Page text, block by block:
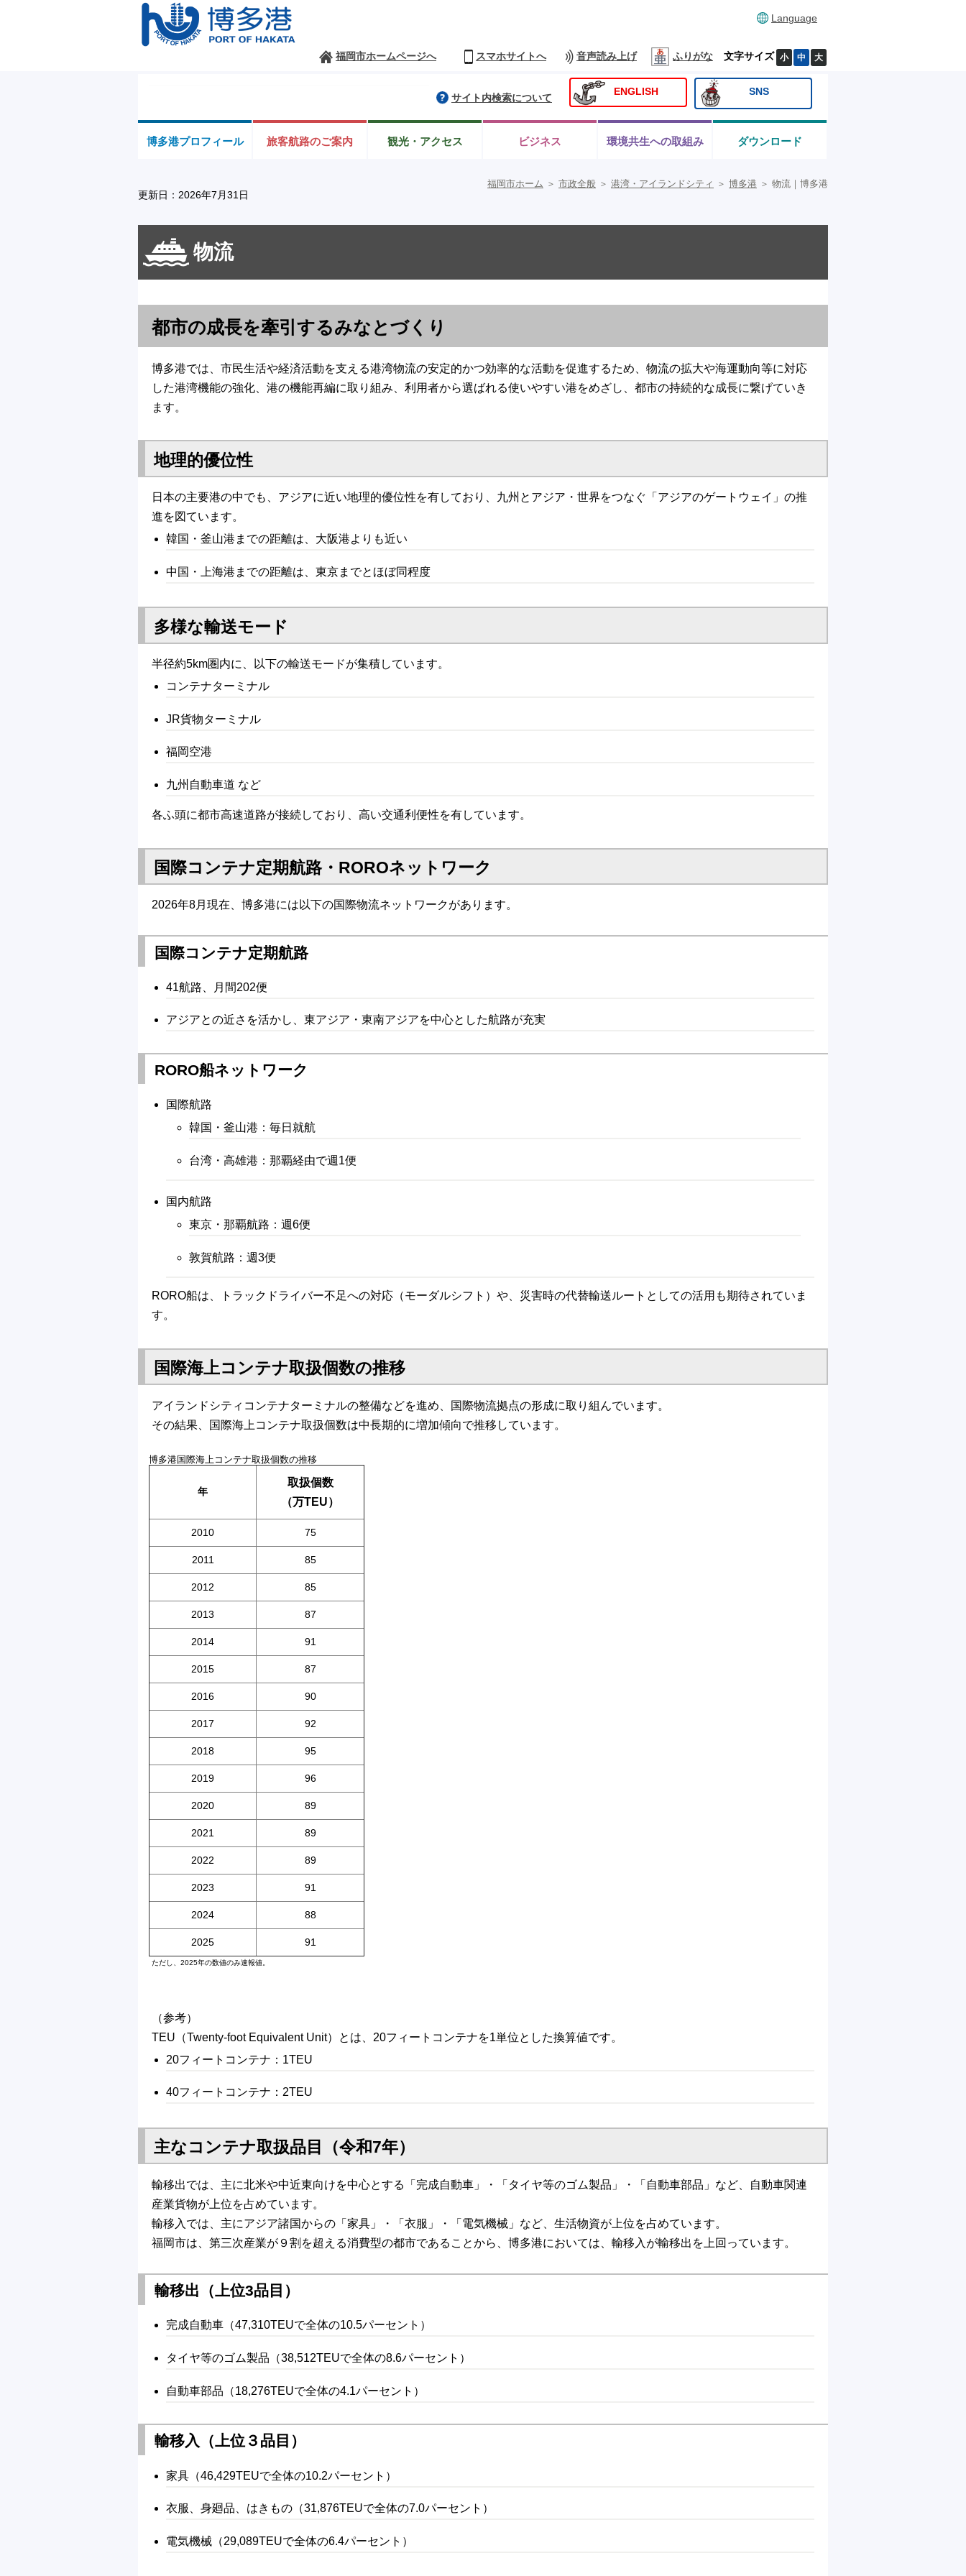
Language
福岡市ホームページへ スマホサイトへ 音声読み上げ ふりがな 文字サイズ 小 中 大
ENGLISH SNS
サイト内検索について
博多港プロフィール 旅客航路のご案内 観光・アクセス ビジネス 環境共生への取組み ダウンロード
福岡市ホーム ＞ 市政全般 ＞ 港湾・アイランドシティ ＞ 博多港 ＞ 物流｜博多港
更新日：2026年7月31日
物流
都市の成長を牽引するみなとづくり
博多港では、市民生活や経済活動を支える港湾物流の安定的かつ効率的な活動を促進するため、物流の拡大や海運動向等に対応
した港湾機能の強化、港の機能再編に取り組み、利用者から選ばれる使いやすい港をめざし、都市の持続的な成長に繋げていき
ます。
地理的優位性
日本の主要港の中でも、アジアに近い地理的優位性を有しており、九州とアジア・世界をつなぐ「アジアのゲートウェイ」の推
進を図ています。
韓国・釜山港までの距離は、大阪港よりも近い
中国・上海港までの距離は、東京までとほぼ同程度
多様な輸送モード
半径約5km圏内に、以下の輸送モードが集積しています。
コンテナターミナル
JR貨物ターミナル
福岡空港
九州自動車道 など
各ふ頭に都市高速道路が接続しており、高い交通利便性を有しています。
国際コンテナ定期航路・ROROネットワーク
2026年8月現在、博多港には以下の国際物流ネットワークがあります。
国際コンテナ定期航路
41航路、月間202便
アジアとの近さを活かし、東アジア・東南アジアを中心とした航路が充実
RORO船ネットワーク
国際航路
韓国・釜山港：毎日就航
台湾・高雄港：那覇経由で週1便
国内航路
東京・那覇航路：週6便
敦賀航路：週3便
RORO船は、トラックドライバー不足への対応（モーダルシフト）や、災害時の代替輸送ルートとしての活用も期待されていま
す。
国際海上コンテナ取扱個数の推移
アイランドシティコンテナターミナルの整備などを進め、国際物流拠点の形成に取り組んでいます。
その結果、国際海上コンテナ取扱個数は中長期的に増加傾向で推移しています。
博多港国際海上コンテナ取扱個数の推移
年
取扱個数
（万TEU）
2010 75
2011 85
2012 85
2013 87
2014 91
2015 87
2016 90
2017 92
2018 95
2019 96
2020 89
2021 89
2022 89
2023 91
2024 88
2025 91
ただし、2025年の数値のみ速報値。
（参考）
TEU（Twenty-foot Equivalent Unit）とは、20フィートコンテナを1単位とした換算値です。
20フィートコンテナ：1TEU
40フィートコンテナ：2TEU
主なコンテナ取扱品目（令和7年）
輸移出では、主に北米や中近東向けを中心とする「完成自動車」・「タイヤ等のゴム製品」・「自動車部品」など、自動車関連
産業貨物が上位を占めています。
輸移入では、主にアジア諸国からの「家具」・「衣服」・「電気機械」など、生活物資が上位を占めています。
福岡市は、第三次産業が９割を超える消費型の都市であることから、博多港においては、輸移入が輸移出を上回っています。
輸移出（上位3品目）
完成自動車（47,310TEUで全体の10.5パーセント）
タイヤ等のゴム製品（38,512TEUで全体の8.6パーセント）
自動車部品（18,276TEUで全体の4.1パーセント）
輸移入（上位３品目）
家具（46,429TEUで全体の10.2パーセント）
衣服、身廻品、はきもの（31,876TEUで全体の7.0パーセント）
電気機械（29,089TEUで全体の6.4パーセント）